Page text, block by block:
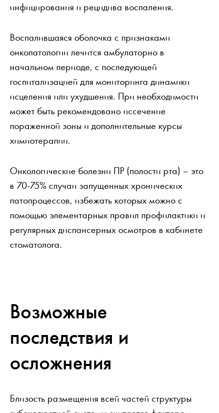
инфицирования и рецидива воспаления.
Воспалившаяся оболочка с признаками
онкопатологии лечится амбулаторно в
начальном периоде, с последующей
госпитализацией для мониторинга динамики
исцеления или ухудшения. При необходимости
может быть рекомендовано иссечение
пораженной зоны и дополнительные курсы
химиотерапии.
Онкологические болезни ПР (полости рта) – это
в 70-75% случаи запущенных хронических
патопроцессов, избежать которых можно с
помощью элементарных правил профилактики и
регулярных диспансерных осмотров в кабинете
стоматолога.
Возможные
последствия и
осложнения
Близость размещения всей частей структуры